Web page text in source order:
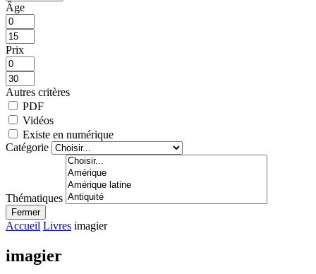
Âge
Prix
Autres critères
PDF
Vidéos
Existe en numérique
Catégorie
Thématiques
Fermer
Accueil Livres imagier
imagier